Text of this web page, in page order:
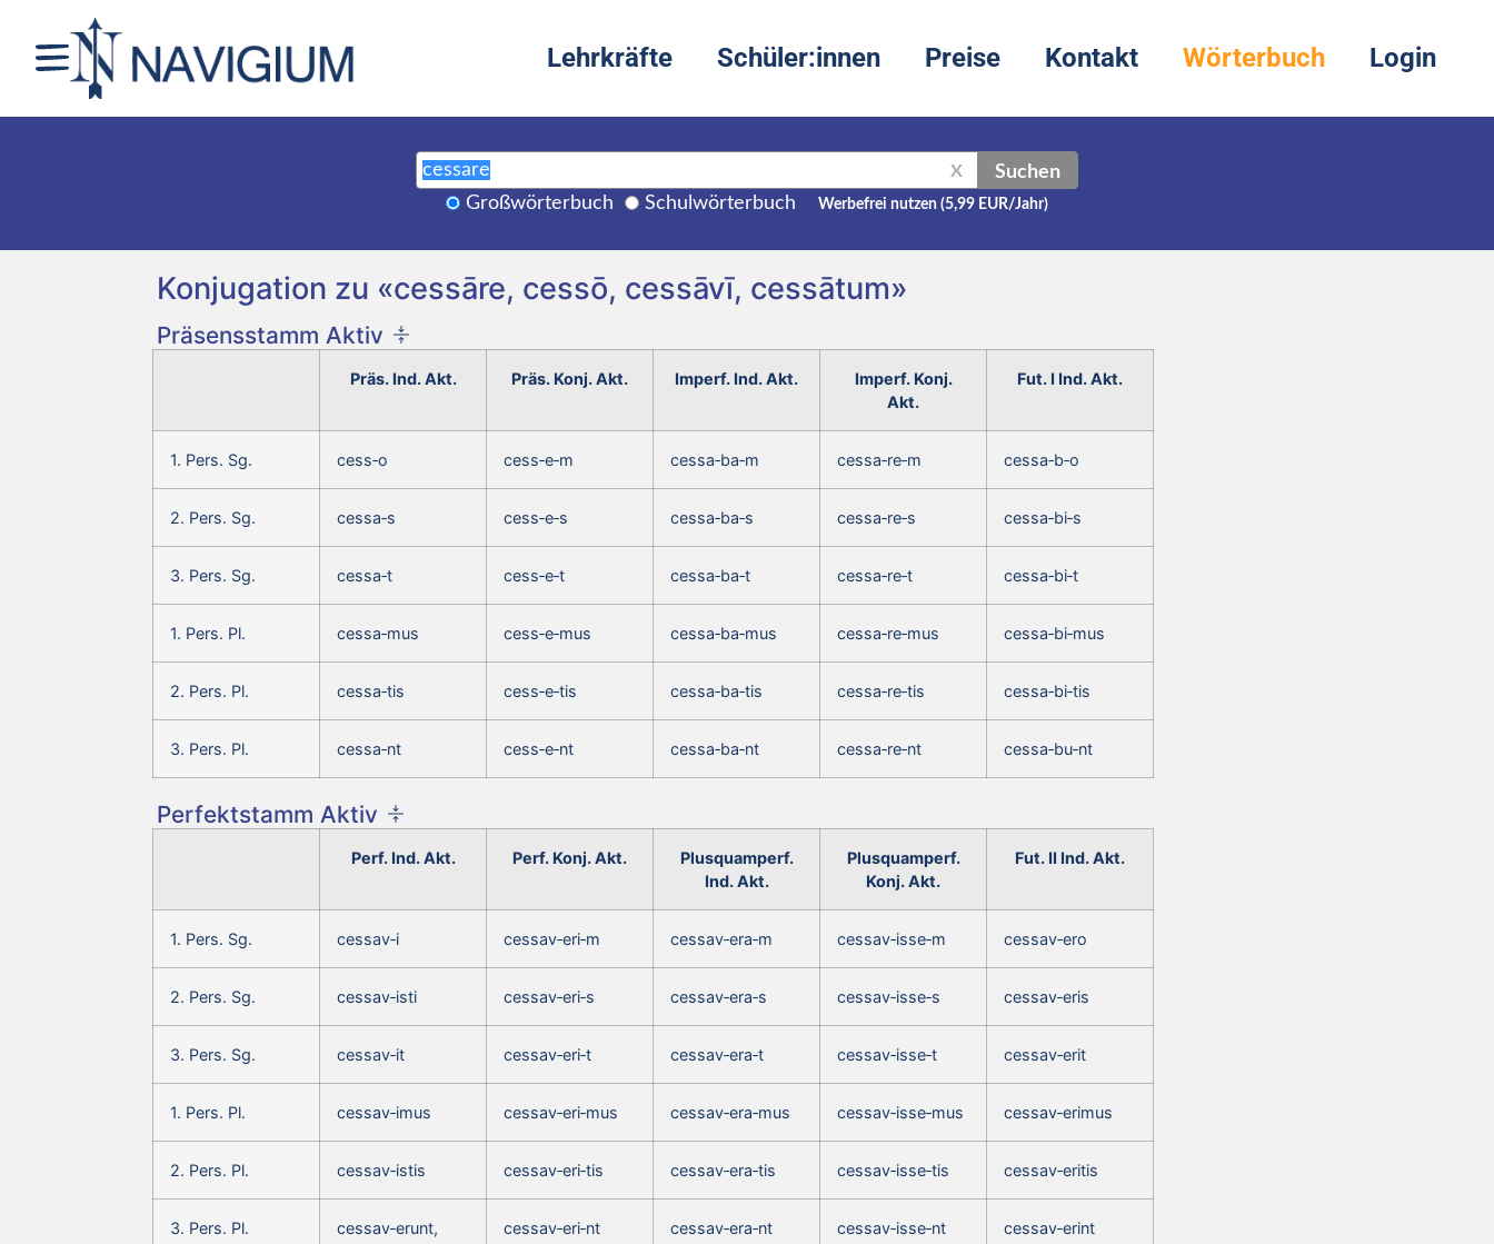
Lehrkräfte Schüler:innen Preise Kontakt Wörterbuch Login
X Suchen
Großwörterbuch Schulwörterbuch Werbefrei nutzen (5,99 EUR/Jahr)
Konjugation zu «cessāre, cessō, cessāvī, cessātum»
Präsensstamm Aktiv
Präs. Ind. Akt. Präs. Konj. Akt. Imperf. Ind. Akt.
Imperf. Konj.
Akt.
Fut. I Ind. Akt.
1. Pers. Sg. cess‑o cess‑e‑m cessa‑ba‑m cessa‑re‑m cessa‑b‑o
2. Pers. Sg. cessa‑s cess‑e‑s cessa‑ba‑s cessa‑re‑s cessa‑bi‑s
3. Pers. Sg. cessa‑t cess‑e‑t cessa‑ba‑t cessa‑re‑t cessa‑bi‑t
1. Pers. Pl. cessa‑mus cess‑e‑mus cessa‑ba‑mus cessa‑re‑mus cessa‑bi‑mus
2. Pers. Pl. cessa‑tis cess‑e‑tis cessa‑ba‑tis cessa‑re‑tis cessa‑bi‑tis
3. Pers. Pl. cessa‑nt cess‑e‑nt cessa‑ba‑nt cessa‑re‑nt cessa‑bu‑nt
Perfektstamm Aktiv
Perf. Ind. Akt. Perf. Konj. Akt.
Plusquamperf.
Ind. Akt.
Plusquamperf.
Konj. Akt.
Fut. II Ind. Akt.
1. Pers. Sg. cessav‑i cessav‑eri‑m cessav‑era‑m cessav‑isse‑m cessav‑ero
2. Pers. Sg. cessav‑isti cessav‑eri‑s cessav‑era‑s cessav‑isse‑s cessav‑eris
3. Pers. Sg. cessav‑it cessav‑eri‑t cessav‑era‑t cessav‑isse‑t cessav‑erit
1. Pers. Pl. cessav‑imus cessav‑eri‑mus cessav‑era‑mus cessav‑isse‑mus cessav‑erimus
2. Pers. Pl. cessav‑istis cessav‑eri‑tis cessav‑era‑tis cessav‑isse‑tis cessav‑eritis
3. Pers. Pl.
cessav‑erunt,
cessav‑eri‑nt cessav‑era‑nt cessav‑isse‑nt cessav‑erint